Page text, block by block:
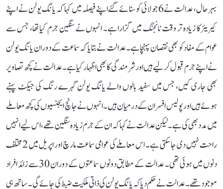
بہرحال، عدالت نے 6 جولائی کو سنائے گئے اپنے فیصلہ میں کہا کہ یانگ یولن نے اپنے
کیریئر کا زیادہ تر وقت نانجنگ میں گزارا ہے۔ انہوں نے سنگین جرم کیا تھا، جس سے
عوام کے مفاد کو بھی نقصان پہنچا ہے۔ عدالت نے بتایا کہ سماعت کے دوران یانگ یولن
نے اپنے جرم قبول کر لیے ہیں اور شرمندگی کا بھی اظہار کیا ہے۔ عدالت نے کچھ تصاویر
بھی جاری کیں، جس میں سفید بالوں والے یانگ یولن گہرے رنگ کی جیکٹ پہنے
ہوئے ہیں اور پولیس افسران کے درمیان ہیں۔ انہوں نے جانچ ایجنسیوں کی کچھ معاملے
میں مدد بھی کی ہے۔ لیکن عدالت نے کہا کہ ان کے جرم زیادہ سنگین تھے، اس لیے انہیں
راحت نہیں دی جا سکتی ہے۔ اس معاملے کی عوامی سماعت مارچ اور اپریل میں 2 مختلف
دنوں میں ہوئی تھی۔ عدالت کے مطابق دونوں سماعتوں کے دوران 30 سے ​​زائد افراد
موجود تھے۔ عدالت نے حکم دیا کہ یانگ یولن کی ذاتی ملکیت ضبط کی جائے گی۔ ساتھ ہی